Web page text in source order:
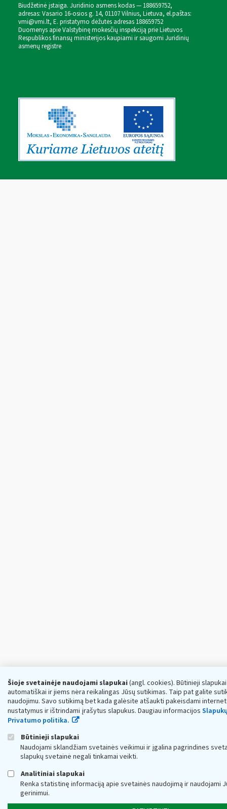
Šioje svetainėje naudojami slapukai(angl. cookies). Būtinieji
automatiškai ir jiems nėra reikalingas Jūsų sutikimas. Taip pat galite
naudojimu. Savo sutikimą bet kada galėsite atšaukti pakeisdami
nustatymus ir ištrindami įrašytus slapukus. Daugiau informacijos
Privatumo politika.
Būtinieji slapukai
Naudojami sklandžiam svetainės veikimui ir įgalina pagrindines
slapukų svetainė negali tinkamai veikti.
Analitiniai slapukai
Renka statistinę informaciją apie svetainės naudojimą ir naudojami
gerinimui.
Biudžetinė įstaiga. Juridinio asmens kodas — 188659752,
adresas: Vasario 16-osios g. 14, 01107 Vilnius, Lietuva, el.paštas:
vmi@vmi.lt, E. pristatymo dėžutės adresas 188659752
Duomenys apie Valstybinę mokesčių inspekciją prie Lietuvos
Respublikos finansų ministerijos kaupiami ir saugomi Juridinių
asmenų registre